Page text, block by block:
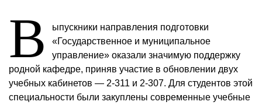
В
ыпускники направления подготовки
«Государственное и муниципальное
управление» оказали значимую поддержку
родной кафедре, приняв участие в обновлении двух
учебных кабинетов — 2-311 и 2-307. Для студентов этой
специальности были закуплены современные учебные